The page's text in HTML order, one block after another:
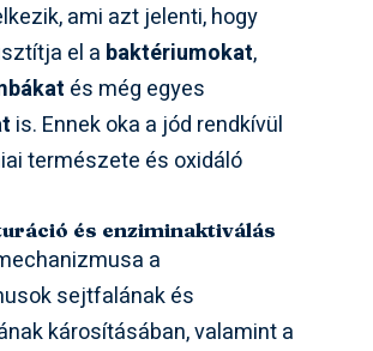
ami azt jelenti, hogy
el a baktériumokat,
és még egyes
is. Ennek oka a jód rendkívül
természete és oxidáló
és enziminaktiválás
a
sejtfalának és
károsításában, valamint a